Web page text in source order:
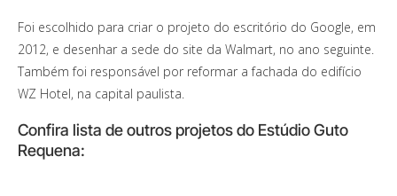
Foi escolhido para criar o projeto do escritório do Google, em
2012, e desenhar a sede do site da Walmart, no ano seguinte.
Também foi responsável por reformar a fachada do edifício
WZ Hotel, na capital paulista.
Confira lista de outros projetos do Estúdio Guto
Requena: